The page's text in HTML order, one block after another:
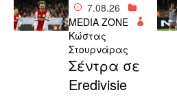
7.08.26
MEDIA ZONE
Κώστας
Στουρνάρας
Σέντρα σε
Eredivisie